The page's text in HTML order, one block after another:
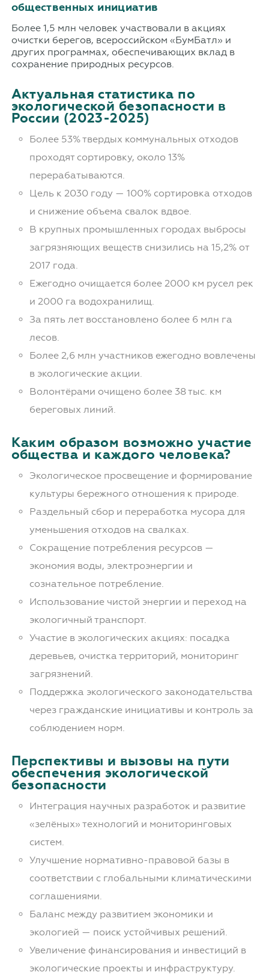
общественных инициатив
Более 1,5 млн человек участвовали в акциях
очистки берегов, всероссийском «БумБатл» и
других программах, обеспечивающих вклад в
сохранение природных ресурсов.
Актуальная статистика по
экологической безопасности в
России (2023-2025)
Более 53% твердых коммунальных отходов
проходят сортировку, около 13%
перерабатываются.
Цель к 2030 году — 100% сортировка отходов
и снижение объема свалок вдвое.
В крупных промышленных городах выбросы
загрязняющих веществ снизились на 15,2% от
2017 года.
Ежегодно очищается более 2000 км русел рек
и 2000 га водохранилищ.
За пять лет восстановлено более 6 млн га
лесов.
Более 2,6 млн участников ежегодно вовлечены
в экологические акции.
Волонтёрами очищено более 38 тыс. км
береговых линий.
Каким образом возможно участие
общества и каждого человека?
Экологическое просвещение и формирование
культуры бережного отношения к природе.
Раздельный сбор и переработка мусора для
уменьшения отходов на свалках.
Сокращение потребления ресурсов —
экономия воды, электроэнергии и
сознательное потребление.
Использование чистой энергии и переход на
экологичный транспорт.
Участие в экологических акциях: посадка
деревьев, очистка территорий, мониторинг
загрязнений.
Поддержка экологического законодательства
через гражданские инициативы и контроль за
соблюдением норм.
Перспективы и вызовы на пути
обеспечения экологической
безопасности
Интеграция научных разработок и развитие
«зелёных» технологий и мониторинговых
систем.
Улучшение нормативно-правовой базы в
соответствии с глобальными климатическими
соглашениями.
Баланс между развитием экономики и
экологией — поиск устойчивых решений.
Увеличение финансирования и инвестиций в
экологические проекты и инфраструктуру.